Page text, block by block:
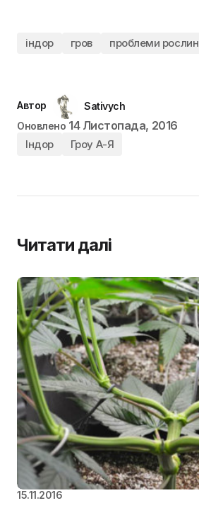
індор гров проблеми рослин
Автор
Sativych
Оновлено 14 Листопада, 2016
Індор Гроу А-Я
Читати далі
15.11.2016